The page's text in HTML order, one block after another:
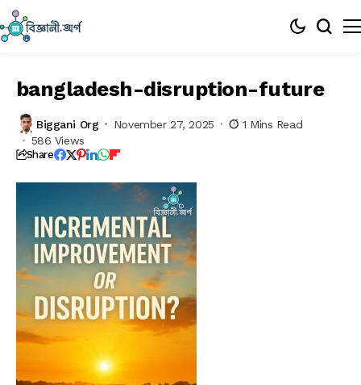
bangladesh-disruption-future
Biggani Org November 27, 2025
1 Mins Read
586 Views
Share